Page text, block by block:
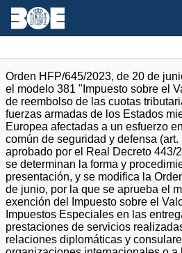
Orden HFP/645/2023, de 20 de
el modelo 381 "Impuesto sobre el
de reembolso de las cuotas
fuerzas armadas de los Estados
Europea afectadas a un esfuerzo
común de seguridad y defensa
aprobado por el Real Decreto 443/
se determinan la forma y
presentación, y se modifica la
de junio, por la que se aprueba el
exención del Impuesto sobre el
Impuestos Especiales en las
prestaciones de servicios
relaciones diplomáticas y